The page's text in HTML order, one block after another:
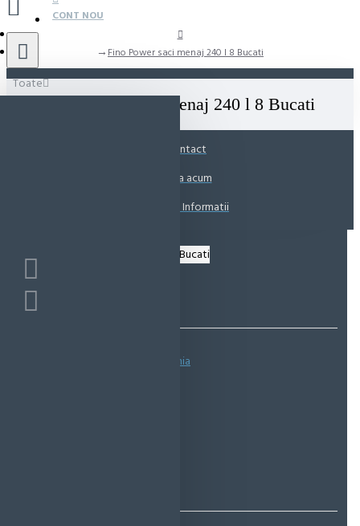
CONT NOU
Toate
Fino Power saci menaj 240 l 8 Bucati
Fino Power saci menaj 240 l 8 Bucati
Contact
Suna acum
Solicita Informatii
Spune-ţi opinia